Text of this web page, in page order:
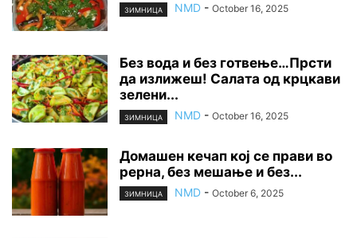
ЗИМНИЦА NMD - October 16, 2025
Без вода и без готвење…Прсти
да излижеш! Салата од крцкави
зелени...
ЗИМНИЦА NMD - October 16, 2025
Домашен кечап кој се прави во
рерна, без мешање и без...
ЗИМНИЦА NMD - October 6, 2025